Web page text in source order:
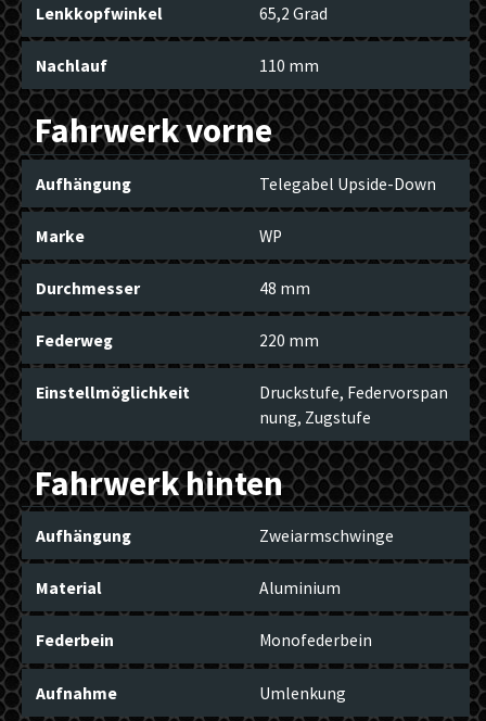
Lenkkopfwinkel 65,2 Grad
Nachlauf 110 mm
Fahrwerk vorne
Aufhängung Telegabel Upside-Down
Marke WP
Durchmesser 48 mm
Federweg 220 mm
Einstellmöglichkeit
Druckstufe, Federvorspan
nung, Zugstufe
Fahrwerk hinten
Aufhängung Zweiarmschwinge
Material Aluminium
Federbein Monofederbein
Aufnahme Umlenkung